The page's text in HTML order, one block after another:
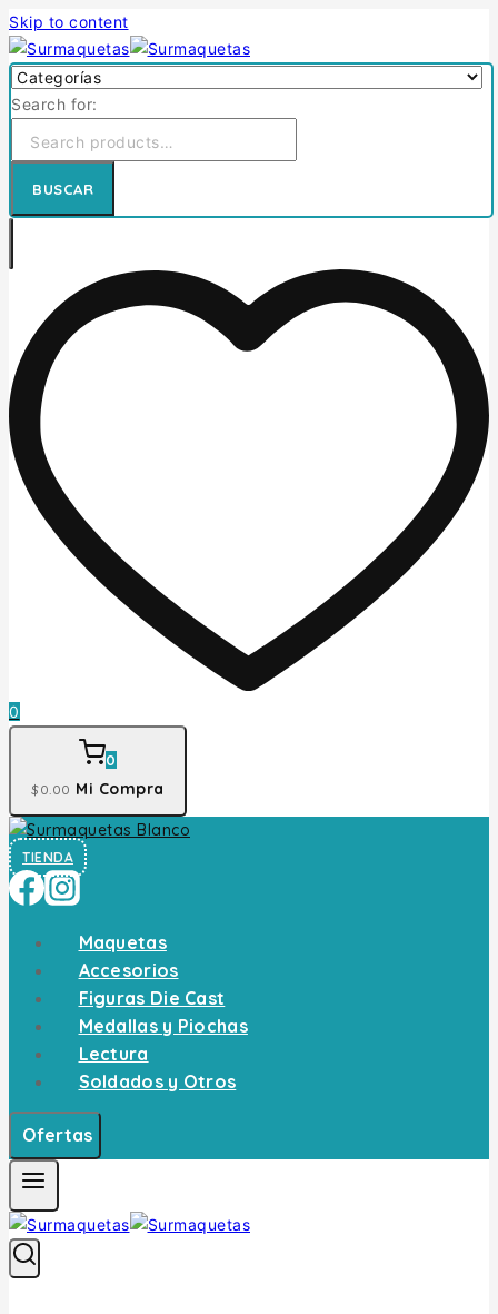
Skip to content
Search for:
BUSCAR
0
0
$0 .00 Mi Compra
TIENDA
Maquetas
Accesorios
Figuras Die Cast
Medallas y Piochas
Lectura
Soldados y Otros
Ofertas